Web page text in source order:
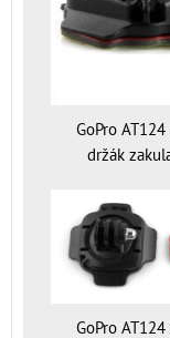
GoPro
držák
GoPro